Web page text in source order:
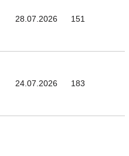
28.07.2026 151
24.07.2026 183